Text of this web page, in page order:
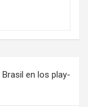
en los play-